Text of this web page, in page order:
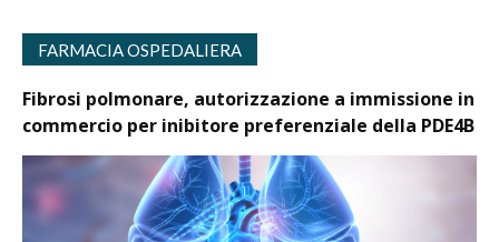
FARMACIA OSPEDALIERA
Fibrosi polmonare, autorizzazione a immissione in
commercio per inibitore preferenziale della PDE4B